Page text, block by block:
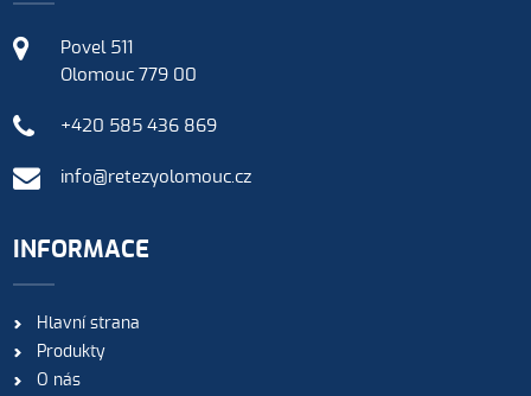
Povel 511
Olomouc 779 00
+420 585 436 869
info@retezyolomouc.cz
INFORMACE
Hlavní strana
Produkty
O nás